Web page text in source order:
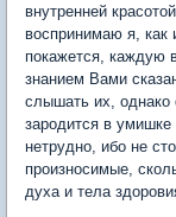
внутренней
воспринимаю я, как
покажется, каждую
знанием Вами
слышать их, однако
зародится в
нетрудно, ибо не
произносимые,
духа и тела